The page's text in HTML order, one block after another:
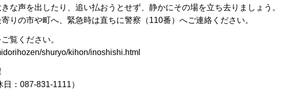
な声を出したり、追い払おうとせず、静かにその場を立ち去りましょう。
りの市や町へ、緊急時は直ちに警察（110番）へご連絡ください。
覧ください。
shuryo/kihon/inoshishi.html
：087-831-1111）